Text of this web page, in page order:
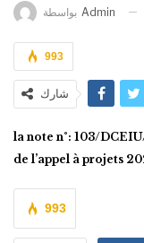
Admin
993
شارك
la note n°: 103/
de l’appel à projets
993